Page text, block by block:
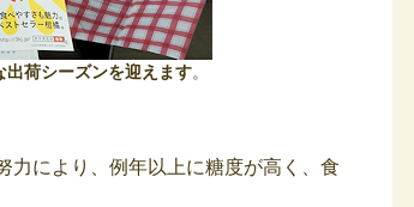
荷シーズンを迎えます。
により、例年以上に糖度が高く、食